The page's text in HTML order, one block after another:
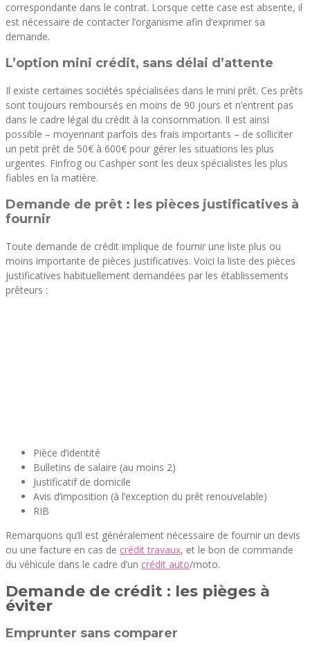
correspondante dans le contrat. Lorsque cette case est absente, il
est nécessaire de contacter l’organisme afin d’exprimer sa
demande.
L’option mini crédit, sans délai d’attente
Il existe certaines sociétés spécialisées dans le mini prêt. Ces prêts
sont toujours remboursés en moins de 90 jours et n’entrent pas
dans le cadre légal du crédit à la consommation. Il est ainsi
possible – moyennant parfois des frais importants – de solliciter
un petit prêt de 50€ à 600€ pour gérer les situations les plus
urgentes. Finfrog ou Cashper sont les deux spécialistes les plus
fiables en la matière.
Demande de prêt : les pièces justificatives à
fournir
Toute demande de crédit implique de fournir une liste plus ou
moins importante de pièces justificatives. Voici la liste des pièces
justificatives habituellement demandées par les établissements
prêteurs :
Pièce d’identité
Bulletins de salaire (au moins 2)
Justificatif de domicile
Avis d’imposition (à l’exception du prêt renouvelable)
RIB
Remarquons qu’il est généralement nécessaire de fournir un devis
ou une facture en cas de crédit travaux, et le bon de commande
du véhicule dans le cadre d’un crédit auto/moto.
Demande de crédit : les pièges à
éviter
Emprunter sans comparer